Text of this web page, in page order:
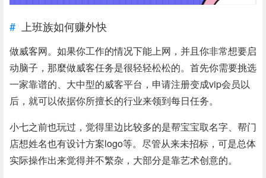
上班族如何赚外快
做威客网。如果你工作的情况下能上网，并且你非常想要启
动脑子，那麼做威客任务是很轻轻松松的。首先你需要挑选
一家靠谱的、大中型的威客平台，申请注册变成vip会员以
后，就可以依据你所擅长的行业来领到每日任务。
小七之前也玩过，觉得里边比较多的是帮宝宝取名字、帮门
店想姓名也有设计方案logo等。尽管从来未招标，可是总体
实际操作出来觉得并不繁杂，大部分是靠艺术创意的。